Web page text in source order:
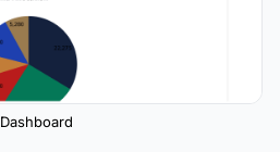
Dashboard